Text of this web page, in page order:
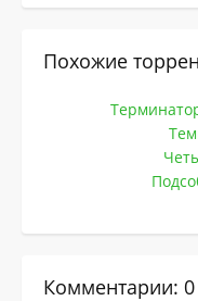
Похожие
Комментарии: 0